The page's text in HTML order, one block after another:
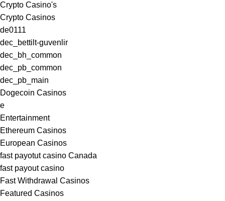
Crypto Casino's
Crypto Casinos
de0111
dec_bettilt-guvenlir
dec_bh_common
dec_pb_common
dec_pb_main
Dogecoin Casinos
e
Entertainment
Ethereum Casinos
European Casinos
fast payotut casino Canada
fast payout casino
Fast Withdrawal Casinos
Featured Casinos